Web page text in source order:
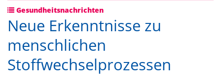
Gesundheitsnachrichten
Neue Erkenntnisse zu
menschlichen
Stoffwechselprozessen